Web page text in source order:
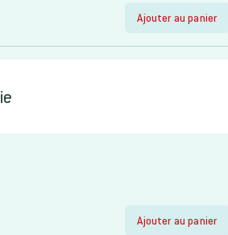
Ajouter au panier
Ajouter au panier